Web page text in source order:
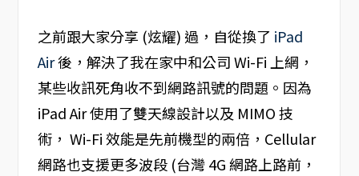
之前跟大家分享 (炫耀) 過，自從換了 iPad
Air後，解決了我在家中和公司 Wi-Fi 上網，
某些收訊死角收不到網路訊號的問題。因為
iPad Air 使用了雙天線設計以及 MIMO 技
術， Wi-Fi 效能是先前機型的兩倍，Cellular
網路也支援更多波段 (台灣 4G 網路上路前，